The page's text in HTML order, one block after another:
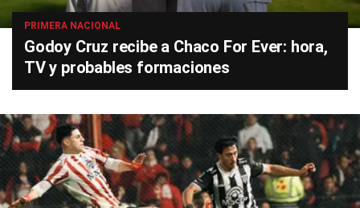
PRIMERA NACIONAL
Godoy Cruz recibe a Chaco For Ever: hora,
TV y probables formaciones